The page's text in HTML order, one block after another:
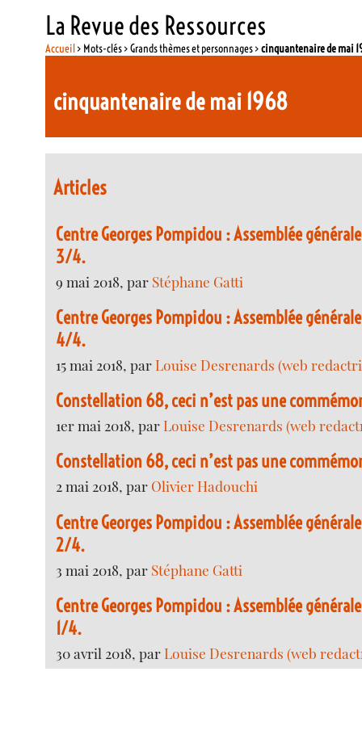
La Revue des Ressources
Accueil> Mots-clés > Grands thèmes et personnages >cinquantenaire de mai
cinquantenaire de mai 1968
Articles
Centre Georges Pompidou : Assemblée
3/4.
9 mai 2018, par Stéphane Gatti
Centre Georges Pompidou : Assemblée
4/4.
15 mai 2018, parLouise Desrenards (web
Constellation 68, ceci n’est pas une
1er mai 2018, parLouise Desrenards (web
Constellation 68, ceci n’est pas une
2 mai 2018, par Olivier Hadouchi
Centre Georges Pompidou : Assemblée
2/4.
3 mai 2018, par Stéphane Gatti
Centre Georges Pompidou : Assemblée
1/4.
30 avril 2018, parLouise Desrenards (web